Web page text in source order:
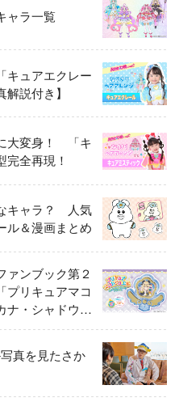
ャラ一覧
ュアエクレー
説付き】
大変身！ 「キ
完全再現！
キャラ？ 人気
ル＆漫画まとめ
ァンブック第２
リキュアマコ
ナ・シャドウ
ールを大特
真を見たさか